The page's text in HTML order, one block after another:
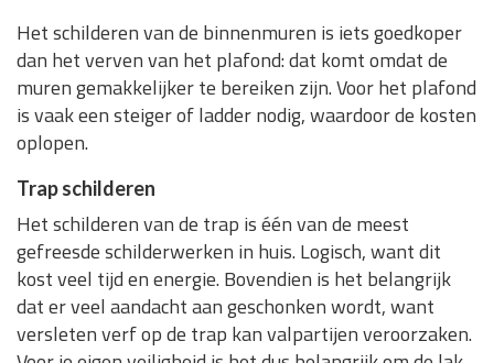
Het schilderen van de binnenmuren is iets goedkoper
dan het verven van het plafond: dat komt omdat de
muren gemakkelijker te bereiken zijn. Voor het plafond
is vaak een steiger of ladder nodig, waardoor de kosten
oplopen.
Trap schilderen
Het schilderen van de trap is één van de meest
gefreesde schilderwerken in huis. Logisch, want dit
kost veel tijd en energie. Bovendien is het belangrijk
dat er veel aandacht aan geschonken wordt, want
versleten verf op de trap kan valpartijen veroorzaken.